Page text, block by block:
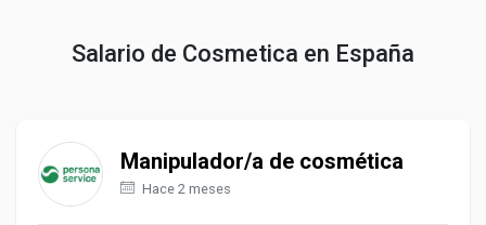
Salario de Cosmetica en España
Manipulador/a de cosmética
Hace 2 meses